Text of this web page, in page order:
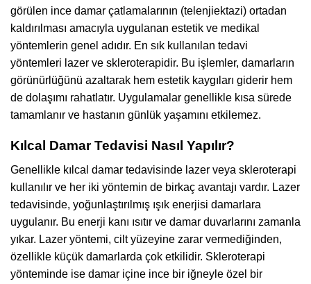
görülen ince damar çatlamalarının (telenjiektazi) ortadan
kaldırılması amacıyla uygulanan estetik ve medikal
yöntemlerin genel adıdır. En sık kullanılan tedavi
yöntemleri lazer ve skleroterapidir. Bu işlemler, damarların
görünürlüğünü azaltarak hem estetik kaygıları giderir hem
de dolaşımı rahatlatır. Uygulamalar genellikle kısa sürede
tamamlanır ve hastanın günlük yaşamını etkilemez.
Kılcal Damar Tedavisi Nasıl Yapılır?
Genellikle kılcal damar tedavisinde lazer veya skleroterapi
kullanılır ve her iki yöntemin de birkaç avantajı vardır. Lazer
tedavisinde, yoğunlaştırılmış ışık enerjisi damarlara
uygulanır. Bu enerji kanı ısıtır ve damar duvarlarını zamanla
yıkar. Lazer yöntemi, cilt yüzeyine zarar vermediğinden,
özellikle küçük damarlarda çok etkilidir. Skleroterapi
yönteminde ise damar içine ince bir iğneyle özel bir